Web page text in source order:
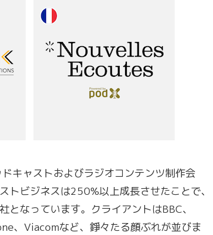
キャストおよびラジオコンテンツ制作会
トビジネスは250%以上成長させたことで、
なっています。クライアントはBBC、
、Viacomなど、錚々たる顔ぶれが並びま